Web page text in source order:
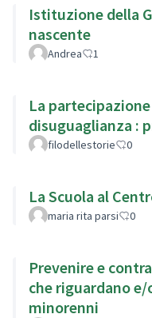
Istituzione della
nascente
Andrea 1
La
disuguaglianza :
filodellestorie 0
La Scuola al
maria rita parsi 0
Prevenire e
che riguardano
minorenni